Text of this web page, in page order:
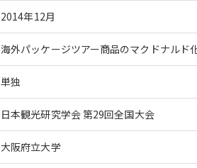
2014年12月
海外パッケージツアー商品のマクドナルド
単独
日本観光研究学会 第29回全国大会
大阪府立大学